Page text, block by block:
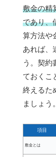
敷金の精
であり、
算方法や
あれば、
う。契約
ておくこ
終えるた
ましょう。
項目
敷金とは